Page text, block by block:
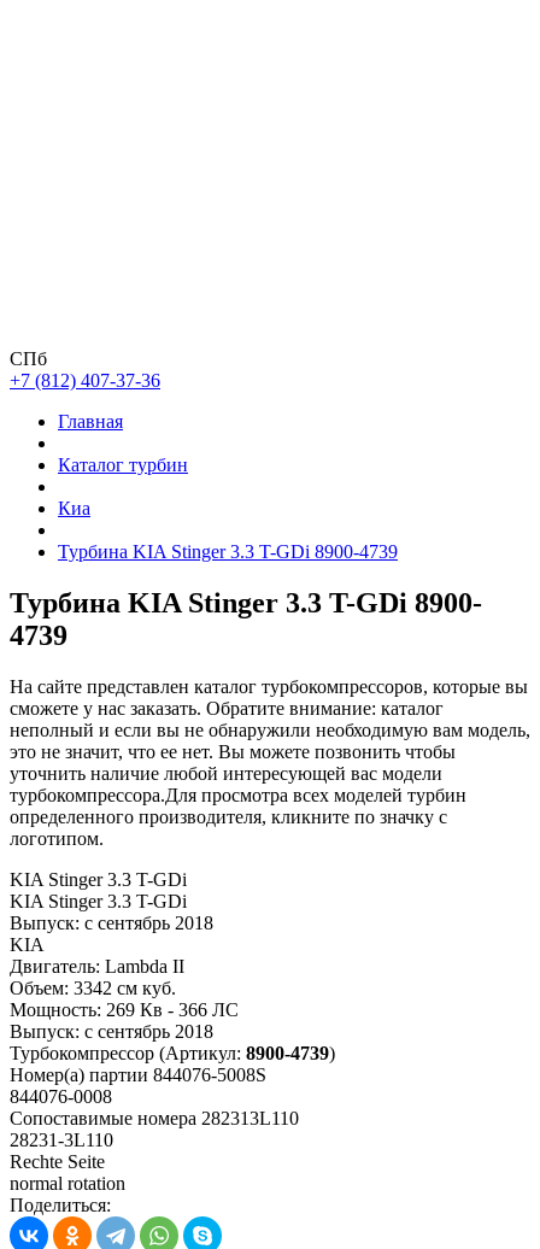
СПб
+7 (812) 407-37-36
Главная
Каталог турбин
Киа
Турбина KIA Stinger 3.3 T-GDi 8900-4739
Турбина KIA Stinger 3.3 T-GDi 8900-
4739
На сайте представлен каталог турбокомпрессоров, которые вы
сможете у нас заказать. Обратите внимание: каталог
неполный и если вы не обнаружили необходимую вам модель,
это не значит, что ее нет. Вы можете позвонить чтобы
уточнить наличие любой интересующей вас модели
турбокомпрессора.Для просмотра всех моделей турбин
определенного производителя, кликните по значку с
логотипом.
KIA Stinger 3.3 T-GDi
KIA Stinger 3.3 T-GDi
Выпуск: с сентябрь 2018
KIA
Двигатель: Lambda II
Объем: 3342 см куб.
Мощность: 269 Кв - 366 ЛС
Выпуск: с сентябрь 2018
Турбокомпрессор (Артикул: 8900-4739)
Номер(а) партии 844076-5008S
844076-0008
Сопоставимые номера 282313L110
28231-3L110
Rechte Seite
normal rotation
Поделиться: